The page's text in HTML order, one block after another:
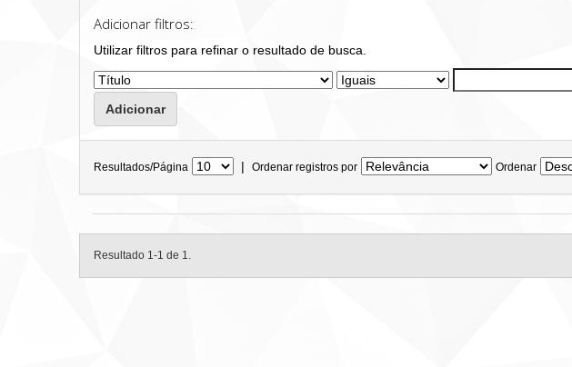
Adicionar filtros:
Utilizar filtros para refinar o resultado de busca.
Resultados/Página | Ordenar registros por Ordenar
Resultado 1-1 de 1.